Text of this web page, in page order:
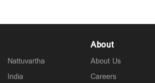
Nattuvartha
India
About
About Us
Careers